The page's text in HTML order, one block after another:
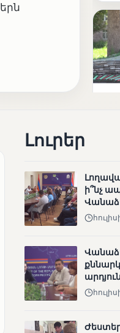
Լուրեր
ի՞նչ